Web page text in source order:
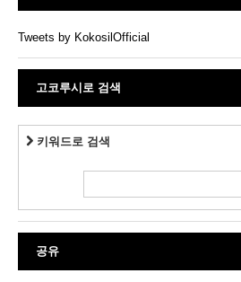
Tweets by KokosilOfficial
고코루시로 검색
키워드로 검색
공유